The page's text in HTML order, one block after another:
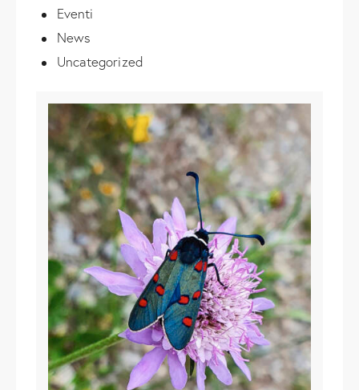
Eventi
News
Uncategorized